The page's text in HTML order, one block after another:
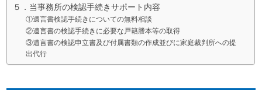
５．当事務所の検認手続きサポート内容
①遺言書検認手続きについての無料相談
②遺言書の検認手続きに必要な戸籍謄本等の取得
③遺言書の検認申立書及び付属書類の作成並びに家庭裁判所への提
出代行